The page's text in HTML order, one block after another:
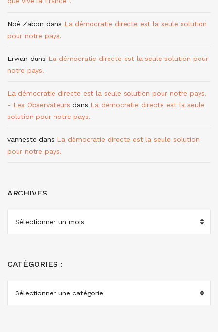
Noé Zabon dans La démocratie directe est la seule solution
pour notre pays.
Erwan dans La démocratie directe est la seule solution pour
notre pays.
La démocratie directe est la seule solution pour notre pays.
- Les Observateurs dans La démocratie directe est la seule
solution pour notre pays.
vanneste dans La démocratie directe est la seule solution
pour notre pays.
ARCHIVES
CATÉGORIES :